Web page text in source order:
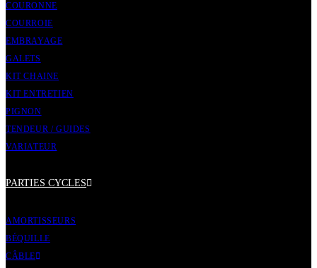
COURONNE
COURROIE
EMBRAYAGE
GALETS
KIT CHAINE
KIT ENTRETIEN
PIGNON
TENDEUR / GUIDES
VARIATEUR
PARTIES CYCLES
AMORTISSEURS
BÉQUILLE
CÂBLE